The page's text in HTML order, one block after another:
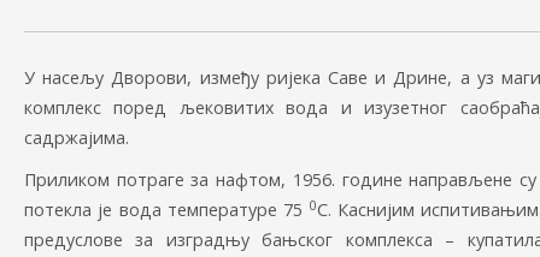
У насељу Дворови, између ријека Саве и Дрине, а уз
комплекс поред љековитих вода и изузетног
садржајима.
Приликом потраге за нафтом, 1956. године направљене
потекла је вода температуре 75 0С. Каснијим
предуслове за изградњу бањског комплекса –